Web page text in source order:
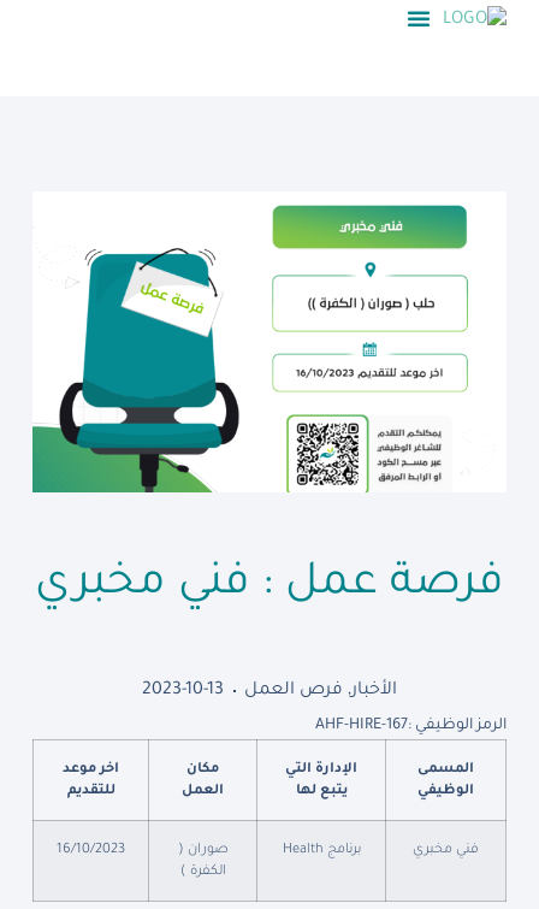
فرصة عمل : فني مخبري
الأخبار, فرص العمل 2023-10-13
الرمز الوظيفي :AHF-HIRE-167
المسمى
الوظيفي
الإدارة التي
يتبع لها
مكان
العمل
اخر موعد
للتقديم
فني مخبري برنامج Health
صوران (
الكفرة )
16/10/2023